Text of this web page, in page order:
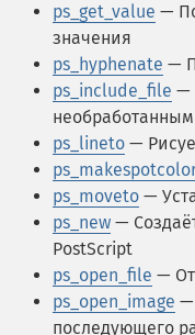
ps_get_value —
значения
ps_hyphenate —
ps_include_file —
ps_lineto —
ps_moveto —
ps_new —
PostScript
ps_open_file —
ps_open_image —
последующего